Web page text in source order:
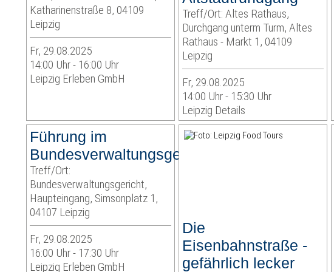
Katharinenstraße 8, 04109
Leipzig
Fr, 29.08.2025
14:00 Uhr - 16:00 Uhr
Leipzig Erleben GmbH
Treff/Ort: Altes Rathaus,
Durchgang unterm Turm, Altes
Rathaus - Markt 1, 04109
Leipzig
Fr, 29.08.2025
14:00 Uhr - 15:30 Uhr
Leipzig Details
Führung im
Bundesverwaltungsgericht
Treff/Ort:
Bundesverwaltungsgericht,
Haupteingang, Simsonplatz 1,
04107 Leipzig
Fr, 29.08.2025
16:00 Uhr - 17:30 Uhr
Leipzig Erleben GmbH
Die
Eisenbahnstraße -
gefährlich lecker